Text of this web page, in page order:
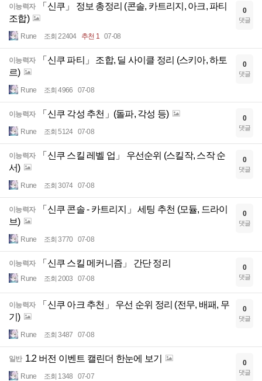
이능력자
「신쿠」 정보 총정리 (콘솔, 카트리지, 아크, 파티
조합)
Rune 조회 22404 추천 1 07-08
0
댓글
이능력자
「신쿠 파티」 조합, 딜 사이클 정리 (스키아, 하토
르)
Rune 조회 4966 07-08
0
댓글
이능력자 「신쿠 각성 추천」(돌파, 각성 등)
Rune 조회 5124 07-08
0
댓글
이능력자
「신쿠 스킬 레벨 업」 우선순위 (스킬작, 스작 순
서)
Rune 조회 3074 07-08
0
댓글
이능력자
「신쿠 콘솔 - 카트리지」 세팅 추천 (모듈, 드라이
브)
Rune 조회 3770 07-08
0
댓글
이능력자 「신쿠 스킬 메커니즘」 간단 정리
Rune 조회 2003 07-08
0
댓글
이능력자
「신쿠 아크 추천」 우선 순위 정리 (전무, 배패, 무
기)
Rune 조회 3487 07-08
0
댓글
일반 1.2 버전 이벤트 캘린더 한눈에 보기
Rune 조회 1348 07-07
0
댓글